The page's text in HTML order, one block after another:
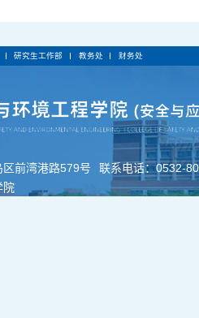
研究生工作部 教务处 财务处
前湾港路579号
联系电话：0532-
院